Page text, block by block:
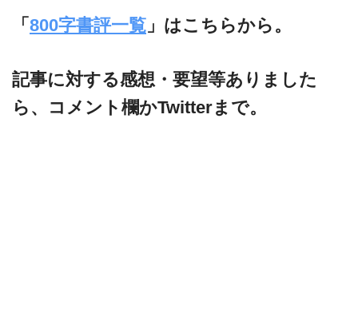
「 800字書評一覧 」はこちらから。
記事に対する感想・要望等ありました
ら、コメント欄かTwitterまで。